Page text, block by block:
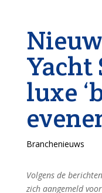
Yacht
luxe
Branchenieuws
Volgens de
zich aangemeld